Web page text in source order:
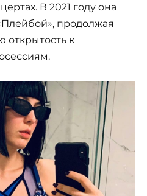
В 2021 году она
продолжая
открытость к